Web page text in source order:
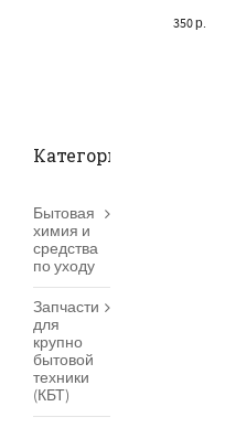
350р.
Категории товаров
Бытовая
химия и
средства
по уходу
Запчасти
для
крупно
бытовой
техники
(КБТ)